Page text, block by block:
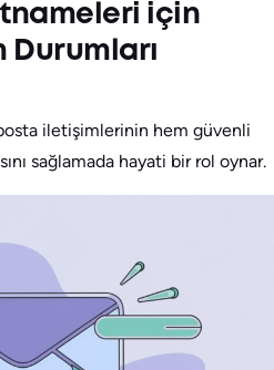
için
Durumları
iletişimlerinin hem güvenli
sağlamada hayati bir rol oynar.